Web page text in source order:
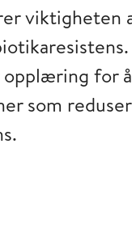
for
som